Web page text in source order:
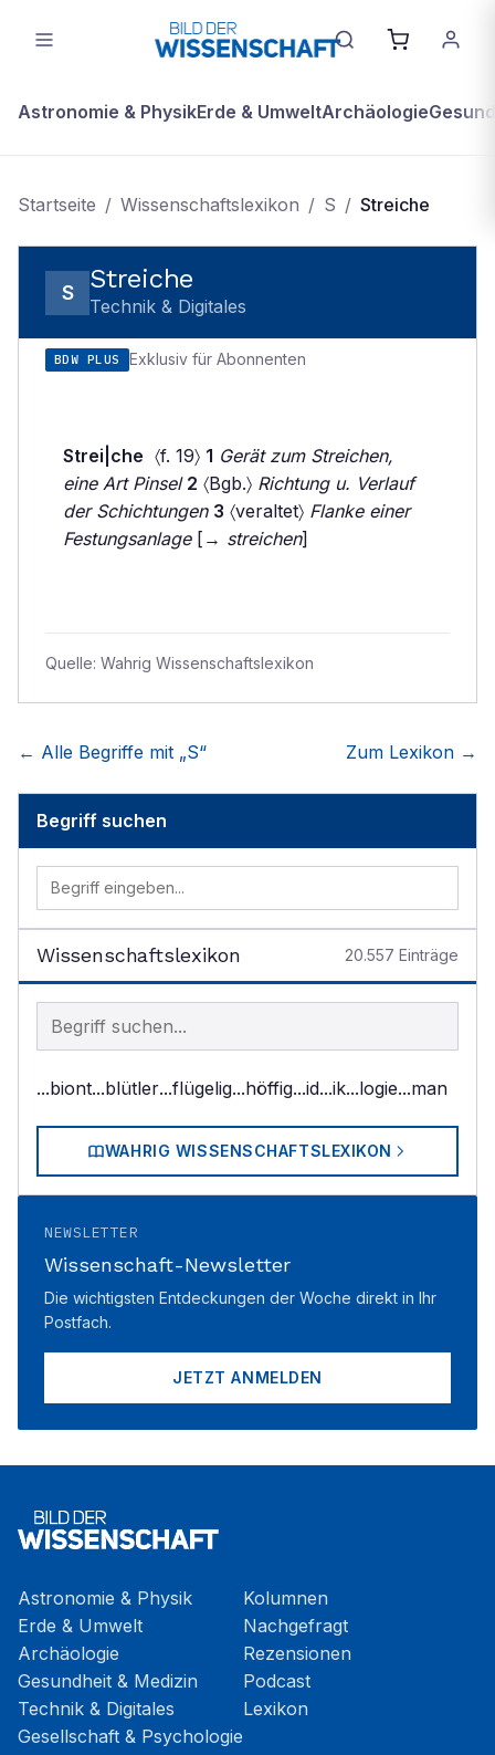
Astronomie & PhysikErde & UmweltArchäologie
Startseite / Wissenschaftslexikon / S / Streiche
S Streiche
Technik & Digitales
BDW PLUS Exklusiv für Abonnenten
Strei|che 〈f. 19〉 1 Gerät zum Streichen,
eine Art Pinsel 2 〈Bgb.〉 Richtung u. Verlauf
der Schichtungen 3 〈veraltet〉 Flanke einer
Festungsanlage[→ streichen]
Quelle: Wahrig Wissenschaftslexikon
← Alle Begriffe mit „S“ Zum Lexikon →
Begriff suchen
Wissenschaftslexikon 20.557 Einträge
Begriff im Lexikon suchen
...biont...blütler...flügelig...höffig...id...ik...logie...man
WAHRIG WISSENSCHAFTSLEXIKON
NEWSLETTER
Wissenschaft-Newsletter
Die wichtigsten Entdeckungen der Woche direkt in Ihr
Postfach.
JETZT ANMELDEN
Astronomie & Physik
Erde & Umwelt
Archäologie
Gesundheit & Medizin
Technik & Digitales
Gesellschaft & Psychologie
Kolumnen
Nachgefragt
Rezensionen
Podcast
Lexikon